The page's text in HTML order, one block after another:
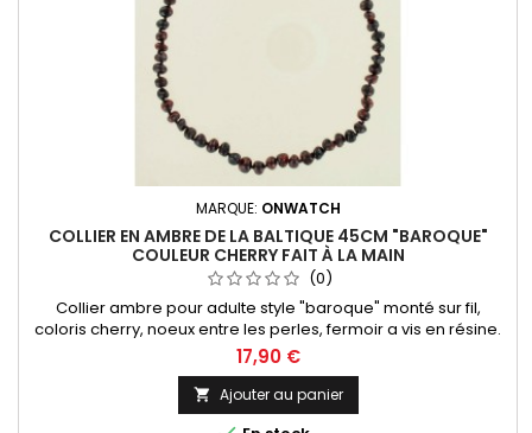
MARQUE: ONWATCH
COLLIER EN AMBRE DE LA BALTIQUE 45CM "BAROQUE"
COULEUR CHERRY FAIT À LA MAIN
(0)
Collier ambre pour adulte style "baroque" monté sur fil,
coloris cherry, noeux entre les perles, fermoir a vis en résine.
Nous vous proposons toute une collection de bijoux en
ambre provenants de la mer Baltique, l'ambre le plus réputé
au monde !
17,90 €
 Ajouter au panier